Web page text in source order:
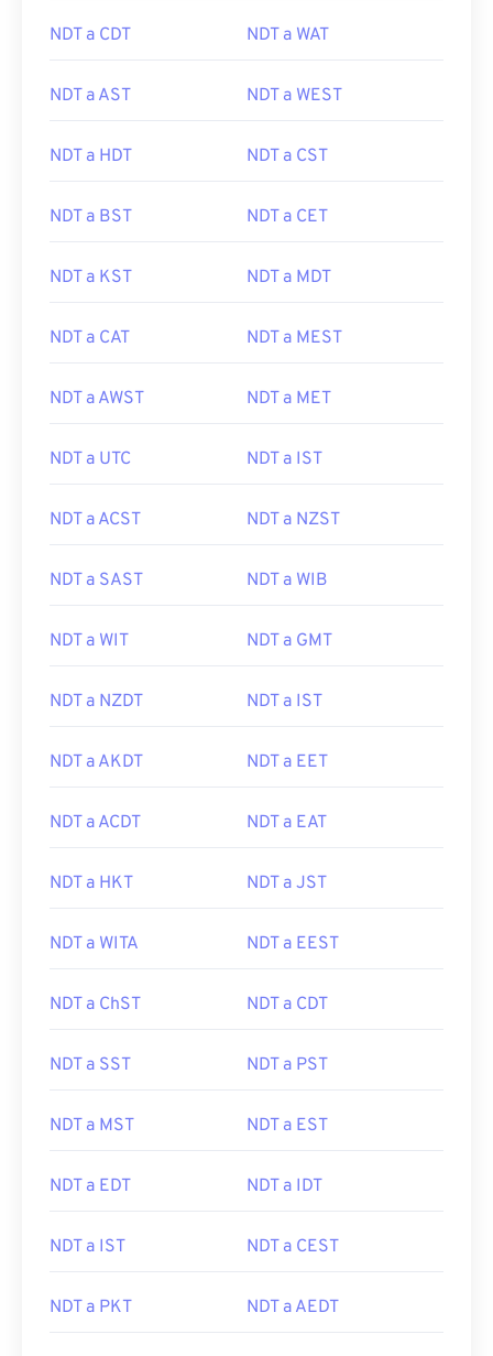
NDT a CDT NDT a WAT
NDT a AST NDT a WEST
NDT a HDT NDT a CST
NDT a BST NDT a CET
NDT a KST NDT a MDT
NDT a CAT NDT a MEST
NDT a AWST NDT a MET
NDT a UTC NDT a IST
NDT a ACST NDT a NZST
NDT a SAST NDT a WIB
NDT a WIT NDT a GMT
NDT a NZDT NDT a IST
NDT a AKDT NDT a EET
NDT a ACDT NDT a EAT
NDT a HKT NDT a JST
NDT a WITA NDT a EEST
NDT a ChST NDT a CDT
NDT a SST NDT a PST
NDT a MST NDT a EST
NDT a EDT NDT a IDT
NDT a IST NDT a CEST
NDT a PKT NDT a AEDT